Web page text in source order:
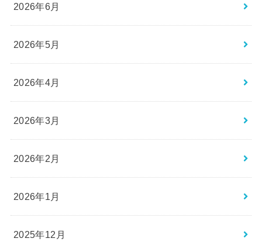
2026年6月
2026年5月
2026年4月
2026年3月
2026年2月
2026年1月
2025年12月